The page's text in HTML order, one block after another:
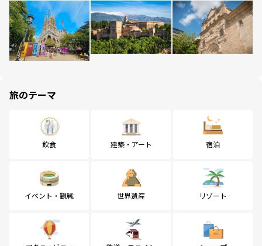
旅のテーマ
飲食 建築・アート 宿泊
イベント・観戦 世界遺産 リゾート